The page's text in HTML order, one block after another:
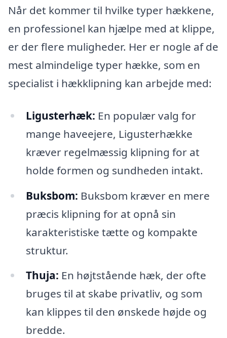
Når det kommer til hvilke typer hækkene,
en professionel kan hjælpe med at klippe,
er der flere muligheder. Her er nogle af de
mest almindelige typer hække, som en
specialist i hækklipning kan arbejde med:
Ligusterhæk: En populær valg for
mange haveejere, Ligusterhække
kræver regelmæssig klipning for at
holde formen og sundheden intakt.
Buksbom: Buksbom kræver en mere
præcis klipning for at opnå sin
karakteristiske tætte og kompakte
struktur.
Thuja: En højtstående hæk, der ofte
bruges til at skabe privatliv, og som
kan klippes til den ønskede højde og
bredde.